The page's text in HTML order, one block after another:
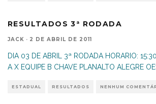
RESULTADOS 3ª RODADA
JACK · 2 DE ABRIL DE 2011
DIA 03 DE ABRIL 3ª RODADA HORARIO:
A X EQUIPE B CHAVE PLANALTO ALEGRE
ESTADUAL RESULTADOS NENHUM